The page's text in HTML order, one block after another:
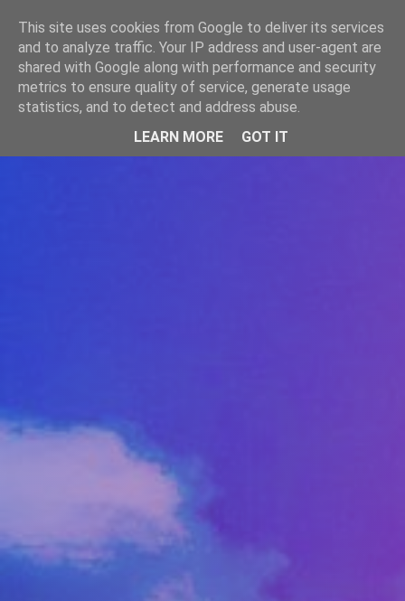
WWW.GAZISTI.RO
This site uses cookies from Google to deliver its services
and to analyze traffic. Your IP address and user-agent are
shared with Google along with performance and security
metrics to ensure quality of service, generate usage
statistics, and to detect and address abuse.
LEARN MORE
GOT IT